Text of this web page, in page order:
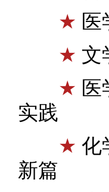
★
★ 文
★
实践
★ 化
新篇